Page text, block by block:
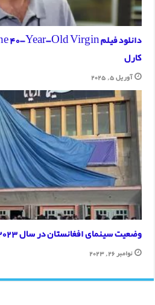
کارل
آوریل 5, 2025
وضعیت سینمای افغانستان در سال 2023
نوامبر 26, 2023